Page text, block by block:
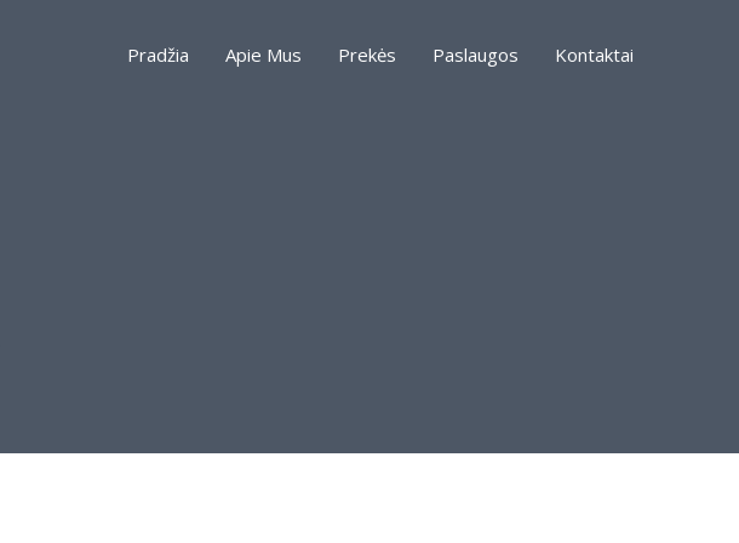
Pradžia Apie Mus Prekės Paslaugos Kontaktai